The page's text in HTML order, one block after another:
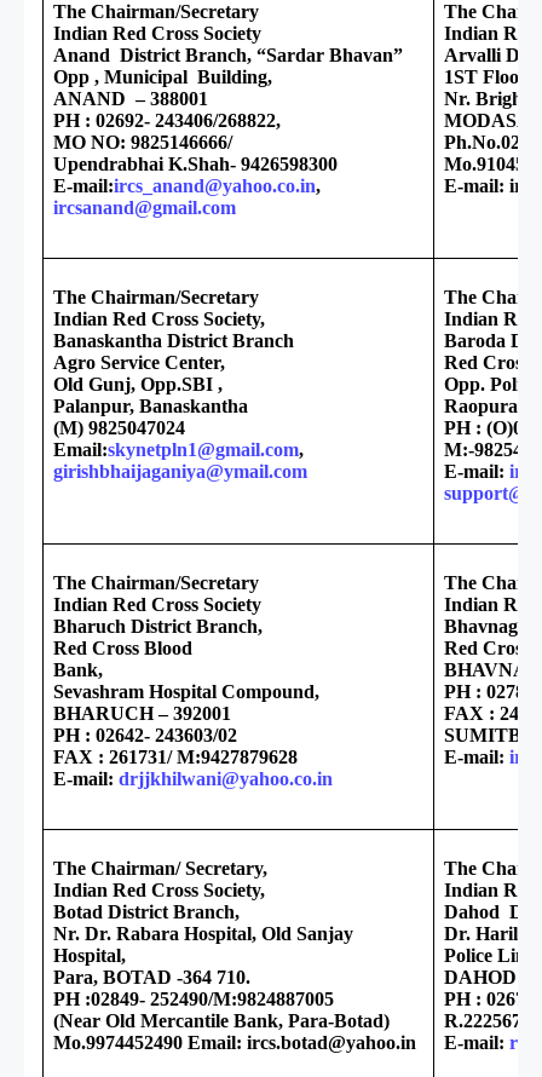
The Chairman/Secretary
Indian Red Cross Society
Anand District Branch, “Sardar Bhavan”
Opp , Municipal Building,
ANAND – 388001
PH : 02692- 243406/268822,
MO NO: 9825146666/
Upendrabhai K.Shah- 9426598300
E-mail:ircs_anand@yahoo.co.in,
ircsanand@gmail.com
The
Indian Red
Arvalli
1ST Floor,
Nr. Bright
MODASA
E-mail:
The Chairman/Secretary
Indian Red Cross Society,
Banaskantha District Branch
Agro Service Center,
Old Gunj, Opp.SBI ,
Palanpur, Banaskantha
(M) 9825047024
Email:skynetpln1@gmail.com,
girishbhaijaganiya@ymail.com
The
Indian Red
Baroda
Red Cross
Opp.
Raopura-
PH :
M:-
E-mail:
The Chairman/Secretary
Indian Red Cross Society
Bharuch District Branch,
Red Cross Blood
Bank,
Sevashram Hospital Compound,
BHARUCH – 392001
PH : 02642- 243603/02
FAX : 261731/ M:9427879628
E-mail: drjjkhilwani@yahoo.co.in
The
Indian Red
Red Cross
PH : 0278-
FAX :
E-mail:
The Chairman/ Secretary,
Indian Red Cross Society,
Botad District Branch,
Nr. Dr. Rabara Hospital, Old Sanjay
Hospital,
Para, BOTAD -364 710.
PH :02849- 252490/M:9824887005
(Near Old Mercantile Bank, Para-Botad)
Mo.9974452490 Email: ircs.botad@yahoo.in
The
Indian Red
Dahod
Dr. Harilal
Police Line
DAHOD –
PH : 02673
R.222567,
E-mail: